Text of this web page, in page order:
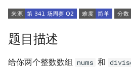
搜
索
擎
方法一：枚举
5. 替换空格
6. 从尾到头打印链表
7. 重建二叉树
3. 前 n 个数字二进制中 1 的个
数
4. 只出现一次的数字
5. 单词长度的最大乘积
1.3. URL 化
1.4. 回文排列
1.5. 一次编辑
题目描述
给你两个整数数组 nums 和